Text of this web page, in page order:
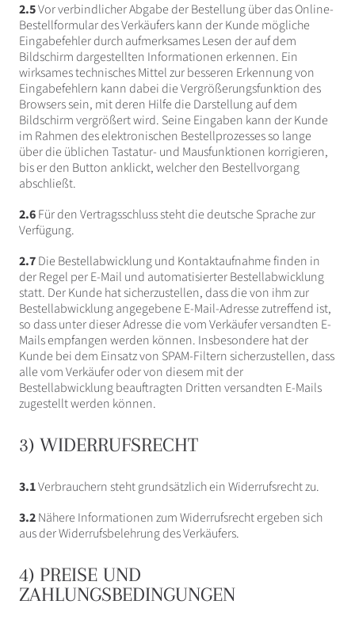
2.5Vor verbindlicher Abgabe der Bestellung über das Online-
Bestellformular des Verkäufers kann der Kunde mögliche
Eingabefehler durch aufmerksames Lesen der auf dem
Bildschirm dargestellten Informationen erkennen. Ein
wirksames technisches Mittel zur besseren Erkennung von
Eingabefehlern kann dabei die Vergrößerungsfunktion des
Browsers sein, mit deren Hilfe die Darstellung auf dem
Bildschirm vergrößert wird. Seine Eingaben kann der Kunde
im Rahmen des elektronischen Bestellprozesses so lange
über die üblichen Tastatur- und Mausfunktionen korrigieren,
bis er den Button anklickt, welcher den Bestellvorgang
abschließt.
2.6Für den Vertragsschluss steht die deutsche Sprache zur
Verfügung.
2.7Die Bestellabwicklung und Kontaktaufnahme finden in
der Regel per E-Mail und automatisierter Bestellabwicklung
statt. Der Kunde hat sicherzustellen, dass die von ihm zur
Bestellabwicklung angegebene E-Mail-Adresse zutreffend ist,
so dass unter dieser Adresse die vom Verkäufer versandten E-
Mails empfangen werden können. Insbesondere hat der
Kunde bei dem Einsatz von SPAM-Filtern sicherzustellen, dass
alle vom Verkäufer oder von diesem mit der
Bestellabwicklung beauftragten Dritten versandten E-Mails
zugestellt werden können.
3) WIDERRUFSRECHT
3.1Verbrauchern steht grundsätzlich ein Widerrufsrecht zu.
3.2Nähere Informationen zum Widerrufsrecht ergeben sich
aus der Widerrufsbelehrung des Verkäufers.
4) PREISE UND
ZAHLUNGSBEDINGUNGEN